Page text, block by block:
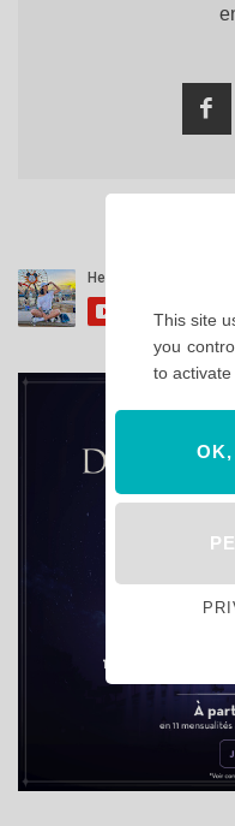
This site
you
to activate